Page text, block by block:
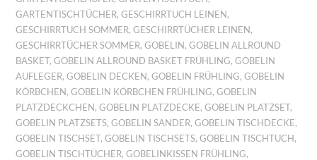
GARTENTISCHTÜCHER,GESCHIRRTUCH LEINEN ,
GESCHIRRTUCH SOMMER,GESCHIRRTÜCHER LEINEN ,
GESCHIRRTÜCHER SOMMER,GOBELIN ,GOBELIN ALLROUND
BASKET,GOBELIN ALLROUND BASKET FRÜHLING,GOBELIN
AUFLEGER,GOBELIN DECKEN ,GOBELIN FRÜHLING,GOBELIN
KÖRBCHEN ,GOBELIN KÖRBCHEN FRÜHLING,GOBELIN
PLATZDECKCHEN ,GOBELIN PLATZDECKE,GOBELIN PLATZSET,
GOBELIN PLATZSETS,GOBELIN SANDER,GOBELIN TISCHDECKE,
GOBELIN TISCHSET,GOBELIN TISCHSETS,GOBELIN TISCHTUCH ,
GOBELIN TISCHTÜCHER,GOBELINKISSEN FRÜHLING,